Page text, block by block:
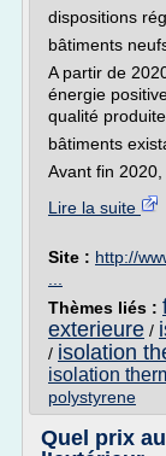
dispositions
bâtiments
A partir de
énergie
qualité
bâtiments
Avant fin 2020,
Lire la suite
Site : http://
Thèmes liés :
exterieure /
/ isolation
isolation
polystyrene
Quel prix